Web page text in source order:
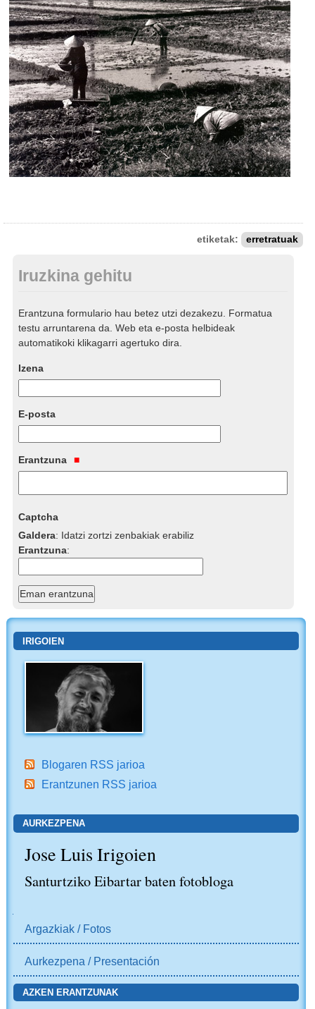
etiketak: erretratuak
Iruzkina gehitu
Erantzuna formulario hau betez utzi dezakezu. Formatua
testu arruntarena da. Web eta e-posta helbideak
automatikoki klikagarri agertuko dira.
Izena
E-posta
Erantzuna
Captcha
Galdera: Idatzi zortzi zenbakiak erabiliz
Erantzuna:
IRIGOIEN
Blogaren RSS jarioa
Erantzunen RSS jarioa
AURKEZPENA
Jose Luis Irigoien
Santurtziko Eibartar baten fotobloga
Argazkiak / Fotos
Aurkezpena / Presentación
AZKEN ERANTZUNAK